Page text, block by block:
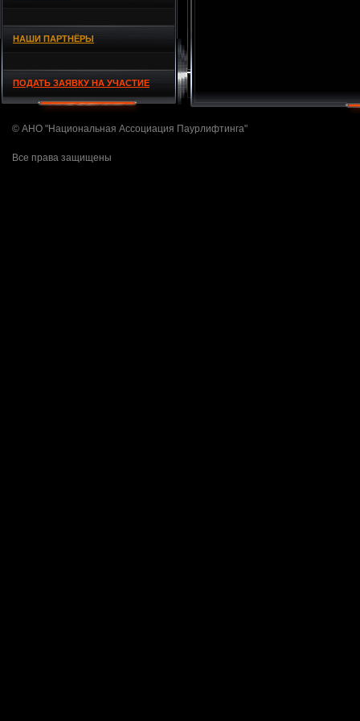
НАШИ ПАРТНЁРЫ
ПОДАТЬ ЗАЯВКУ НА УЧАСТИЕ
© АНО "Национальная Ассоциация Паурлифтинга"
Все права защищены